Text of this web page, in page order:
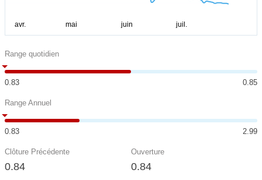
Range quotidien
0.83 0.85
Range Annuel
0.83 2.99
Clôture Précédente
0.84
Ouverture
0.84